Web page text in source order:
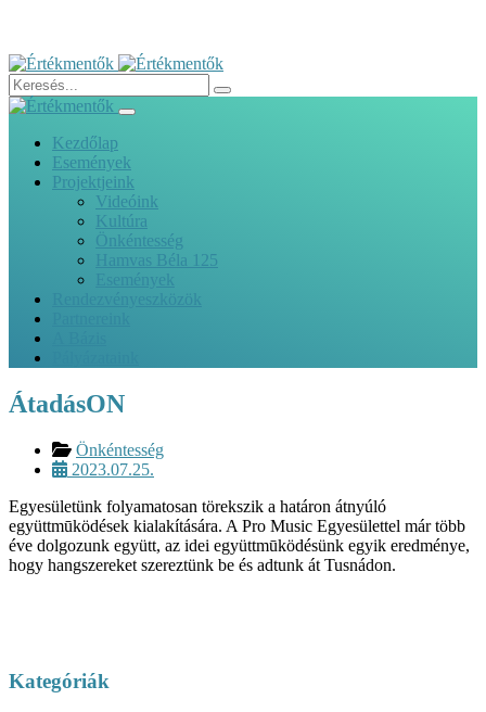
Kezdőlap
Események
Projektjeink
Videóink
Kultúra
Önkéntesség
Hamvas Béla 125
Események
Rendezvényeszközök
ÁtadásON
Önkéntesség
2023.07.25.
Egyesületünk folyamatosan törekszik a határon átnyúló
együttmūködések kialakítására. A Pro Music Egyesülettel már több
éve dolgozunk együtt, az idei együttmūködésünk egyik eredménye,
hogy hangszereket szereztünk be és adtunk át Tusnádon.
Kategóriák